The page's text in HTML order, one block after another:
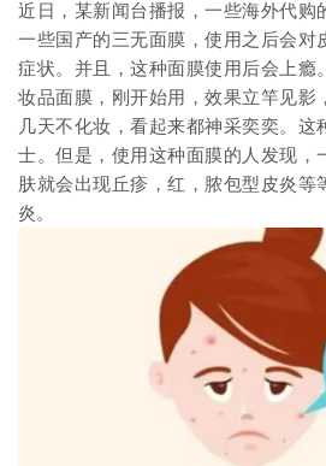
近日，某新闻台播报，一些海外代购
一些国产的三无面膜，使用之后会对
症状。并且，这种面膜使用后会上瘾
妆品面膜，刚开始用，效果立竿见影
几天不化妆，看起来都神采奕奕。这
士。但是，使用这种面膜的人发现，
肤就会出现丘疹，红，脓包型皮炎
炎。